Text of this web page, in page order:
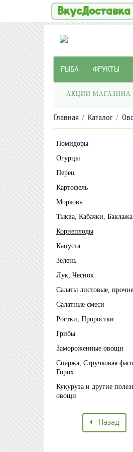
ВкусДоставка
РЫБА ФРУКТЫ
АКЦИИ МАГАЗИНА
Главная Каталог
Помидоры
Огурцы
Перец
Картофель
Морковь
Тыква, Кабачки,
Корнеплоды
Капуста
Зелень
Лук, Чеснок
Салаты листовые, прочие
Салатные смеси
Ростки, Проростки
Грибы
Замороженные овощи
Спаржа, Стручковая фасоль,
Горох
Кукуруза и другие полезные
овощи
Назад